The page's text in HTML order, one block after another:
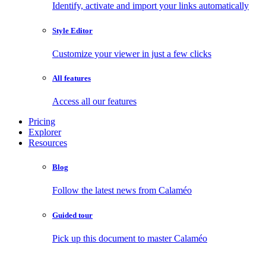
Identify, activate and import your links automatically
Style Editor
Customize your viewer in just a few clicks
All features
Access all our features
Pricing
Explorer
Resources
Blog
Follow the latest news from Calaméo
Guided tour
Pick up this document to master Calaméo